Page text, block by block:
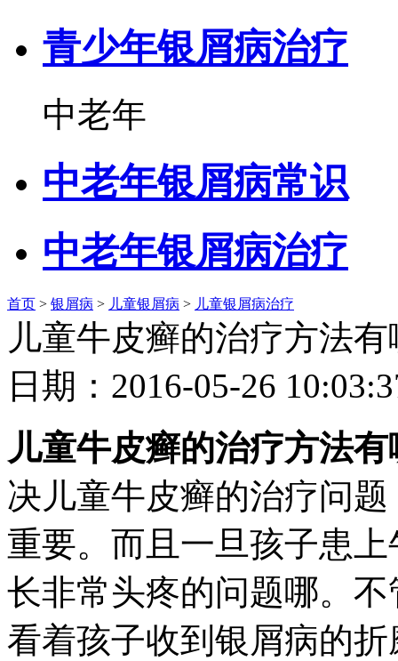
青少年银屑病治疗
中老年
中老年银屑病常识
中老年银屑病治疗
首页 > 银屑病 > 儿童银屑病 > 儿童银屑病治疗
儿童牛皮癣的治疗方法有
日期：2016-05-26
儿童牛皮癣的治疗方法
决儿童牛皮癣的治疗问
重要。而且一旦孩子患
长非常头疼的问题哪。
看着孩子收到银屑病的